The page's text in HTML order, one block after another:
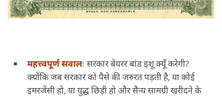
महत्त्वपूर्ण सवाल: सरकार बेयरर बांड इशू क्यूँ करेगी?
क्योंकि जब सरकार को पैसे की जरुरत पड़ती है, या कोई
इमरजेंसी हो, या युद्ध छिड़ी हो और सैन्य सामग्री खरीदने के